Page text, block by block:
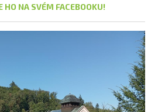
HO NA SVÉM FACEBOOKU!